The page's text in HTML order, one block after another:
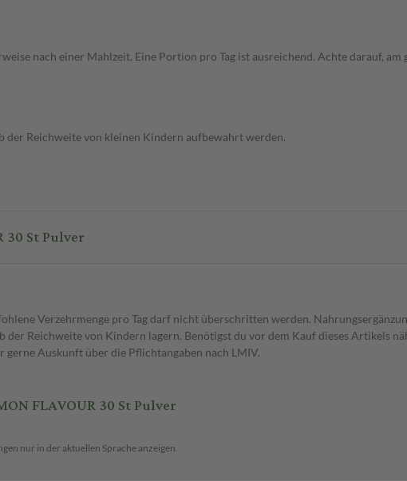
nach einer Mahlzeit. Eine Portion pro Tag ist ausreichend. Achte darauf,
Reichweite von kleinen Kindern aufbewahrt werden.
30 St Pulver
Verzehrmenge pro Tag darf nicht überschritten werden.
der Reichweite von Kindern lagern. Benötigst du vor dem Kauf dieses Artikels
Auskunft über die Pflichtangaben nach LMIV.
FLAVOUR 30 St Pulver
nur in der aktuellen Sprache anzeigen.